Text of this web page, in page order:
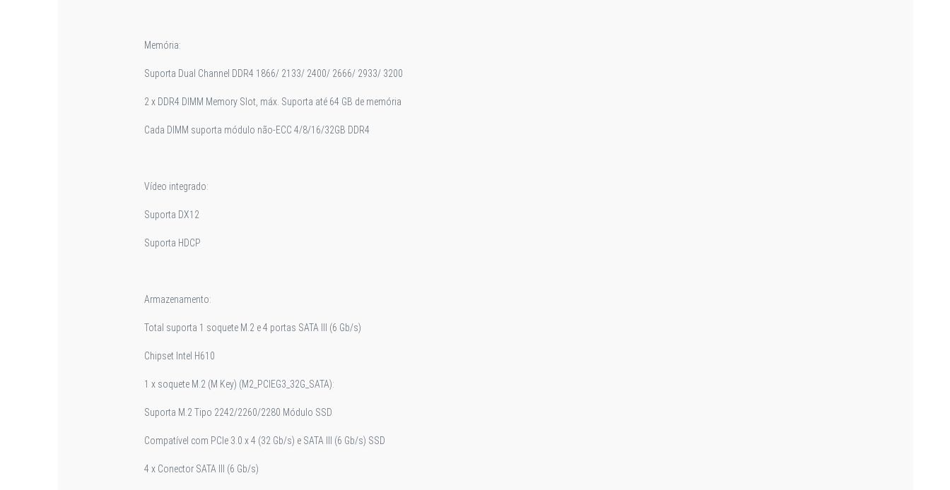
Memória:
Suporta Dual Channel DDR4 1866/ 2133/ 2400/ 2666/ 2933/ 3200
2 x DDR4 DIMM Memory Slot, máx. Suporta até 64 GB de memória
Cada DIMM suporta módulo não-ECC 4/8/16/32GB DDR4
Vídeo integrado:
Suporta DX12
Suporta HDCP
Armazenamento:
Total suporta 1 soquete M.2 e 4 portas SATA III (6 Gb/s)
Chipset Intel H610
1 x soquete M.2 (M Key) (M2_PCIEG3_32G_SATA):
Suporta M.2 Tipo 2242/2260/2280 Módulo SSD
Compatível com PCIe 3.0 x 4 (32 Gb/s) e SATA lll (6 Gb/s) SSD
4 x Conector SATA III (6 Gb/s)